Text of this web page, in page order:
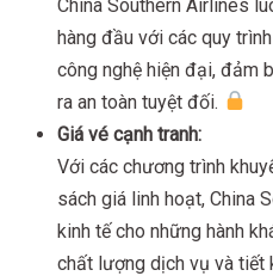
China Southern Airlines
hàng đầu với các quy
công nghệ hiện đại, đảm
ra an toàn tuyệt đối.
Giá vé cạnh tranh:
Với các chương trình
sách giá linh hoạt, China
kinh tế cho những hành
chất lượng dịch vụ và tiết